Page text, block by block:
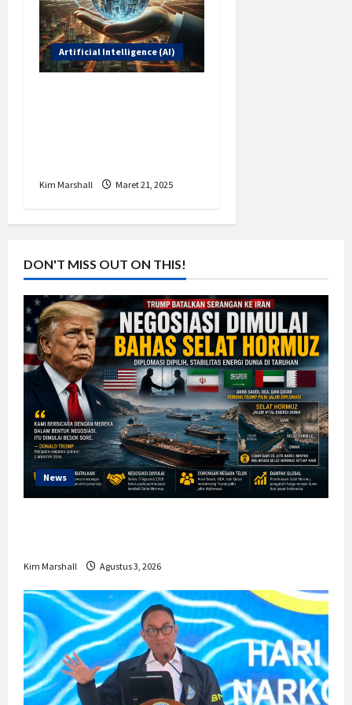
Artificial Intelligence (AI)
Kim Marshall Maret 21, 2025
DON'T MISS OUT ON THIS!
News
Kim Marshall Agustus 3, 2026